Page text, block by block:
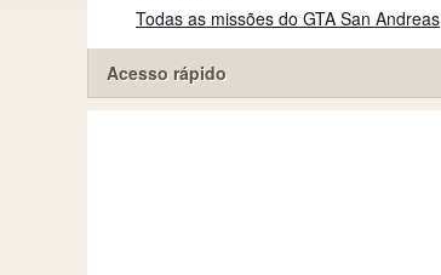
Todas as missões do GTA San Andreas
Acesso rápido